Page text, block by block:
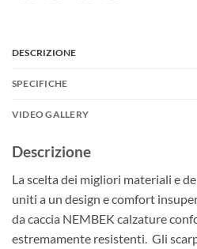
DESCRIZIONE
SPECIFICHE
VIDEO GALLERY
Descrizione
La scelta dei migliori materiali e
uniti a un design e comfort
da caccia NEMBEK calzature
estremamente resistenti. Gli